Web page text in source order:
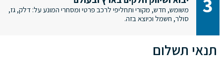
משומש, חדש, מקורי ותחליפי לרכב פרטי ומסחרי המונע על: דלק, גז,
סולר, חשמל וכיוצא בזה.
תנאי תשלום